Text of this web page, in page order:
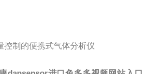
控制的便携式气体分析仪